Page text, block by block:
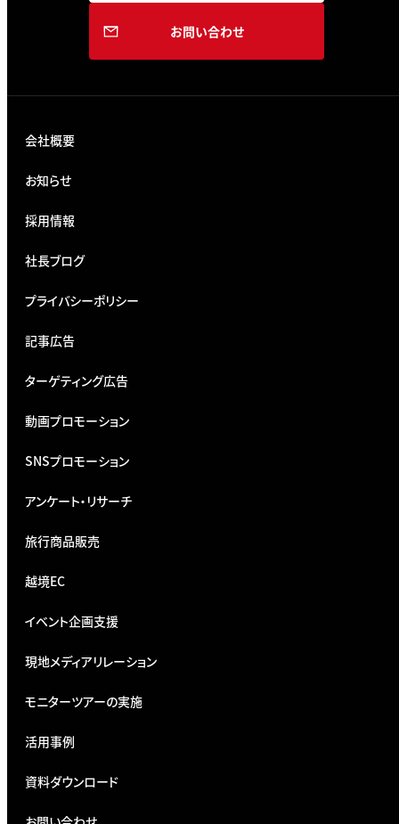
お問い合わせ
会社概要
お知らせ
採用情報
社長ブログ
プライバシーポリシー
記事広告
ターゲティング広告
動画プロモーション
SNSプロモーション
アンケート・リサーチ
旅行商品販売
越境EC
イベント企画支援
現地メディアリレーション
モニターツアーの実施
活用事例
資料ダウンロード